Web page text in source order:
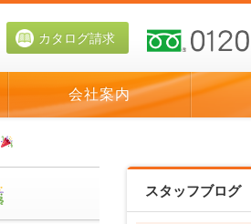
カタログ請求
会社案内
スタッフブログ